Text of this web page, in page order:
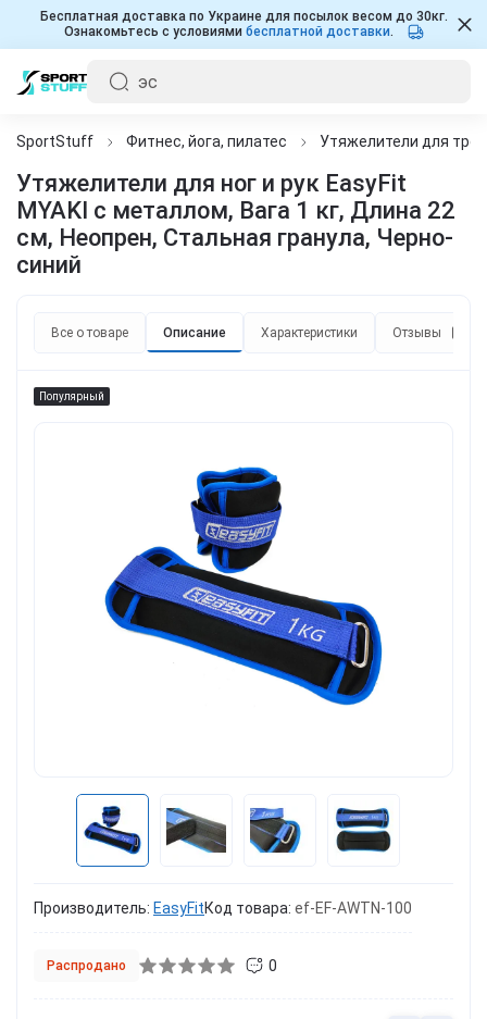
Бесплатная доставка по Украине для посылок весом до 30кг.
Ознакомьтесь с условиями бесплатной доставки.
SportStuff Фитнес, йога, пилатес Утяжелители для
Утяжелители для ног и рук EasyFit
MYAKI с металлом, Вага 1 кг, Длина 22
см, Неопрен, Стальная гранула, Черно-
синий
Все о товаре Описание Характеристики Отзывы
Популярный
Производитель: EasyFitКод товара: ef-EF-AWTN-100
Распродано 0